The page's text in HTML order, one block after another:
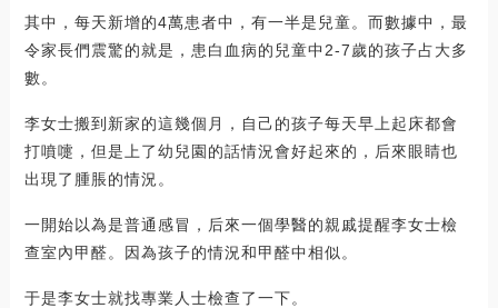
其中，每天新增的4萬患者中，有一半是兒童。而數據中，最
令家長們震驚的就是，患白血病的兒童中2-7歲的孩子占大多
數。
李女士搬到新家的這幾個月，自己的孩子每天早上起床都會
打噴嚏，但是上了幼兒園的話情況會好起來的，后來眼睛也
出現了腫脹的情況。
一開始以為是普通感冒，后來一個學醫的親戚提醒李女士檢
查室內甲醛。因為孩子的情況和甲醛中相似。
于是李女士就找專業人士檢查了一下。